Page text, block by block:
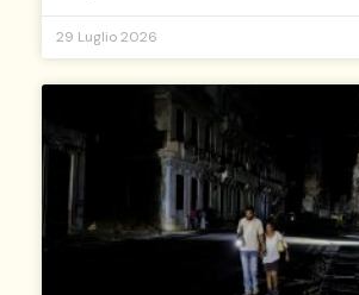
29 Luglio 2026